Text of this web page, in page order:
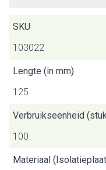
SKU
103022
Lengte (in mm)
125
Verbruikseenheid
100
Materiaal